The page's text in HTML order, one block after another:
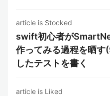
article is Stocked
swift初心者が
作ってみる過程を晒
したテストを書く
article is Liked